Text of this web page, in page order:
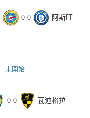
0-0
阿斯旺
未開始
0-0
瓦迪格拉